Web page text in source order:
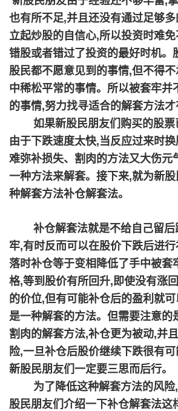
1 2 3 4 5 6
也有所不足,并且还没有通过足够
立起炒股的自信心,所以投资时难
错股或者错过了投资的最好时机。
股民都不愿意见到的事情,但不得
中稀松平常的事情。所以被套牢并
的事情,努力找寻适合的解套方法才
如果新股民朋友们购买的股票
由于下跌速度太快,当反应过来时
难弥补损失、割肉的方法又大伤元
一种方法来解套。接下来,就为新
种解套方法补仓解套法。
补仓解套法就是不给自己留后
牢,有时反而可以在股价下跌后进
落时补仓等于变相降低了手中被套
格,等到股价有所回升,即使没有涨
的价位,但有可能补仓后的盈利就
是一种解套的方法。但需要注意的
割肉的解套方法,补仓更为被动,并
险,一旦补仓后股价继续下跌很有
新股民朋友们一定要三思而后行。
为了降低这种解套方法的风险,
股民朋友们介绍一下补仓解套法这